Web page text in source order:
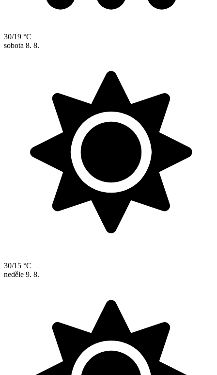
30/19 °C
sobota 8. 8.
30/15 °C
neděle 9. 8.